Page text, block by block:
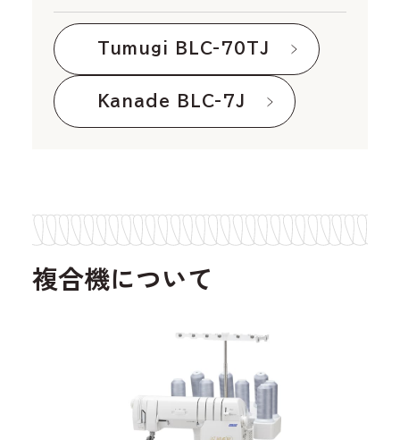
Tumugi BLC-70TJ
Kanade BLC-7J
複合機について